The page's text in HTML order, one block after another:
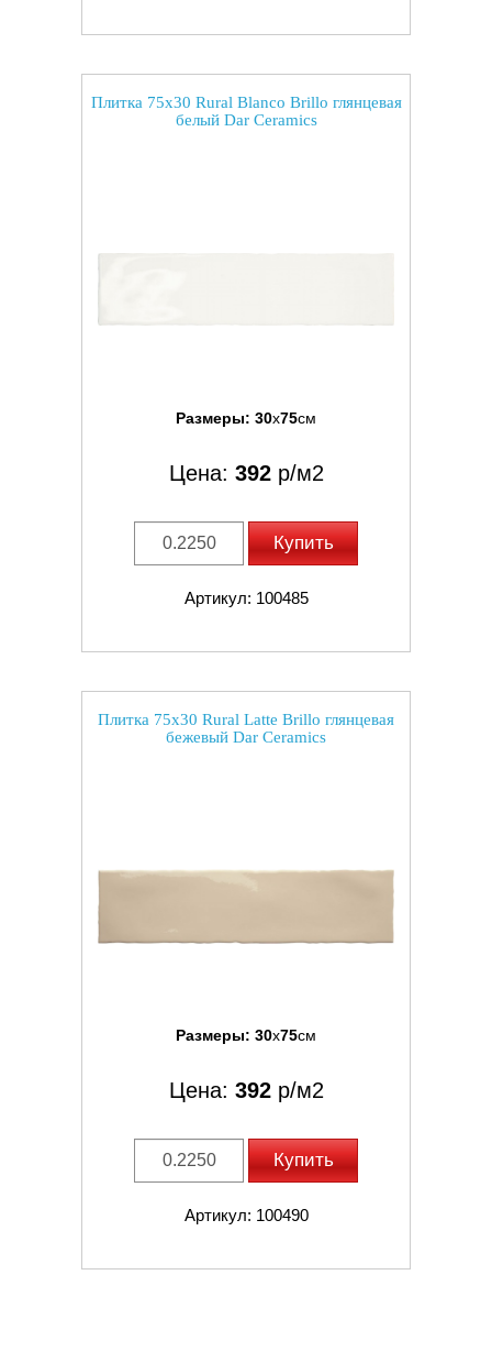
Плитка 75x30 Rural Blanco Brillo глянцевая
белый Dar Ceramics
Размеры: 30x75см
Цена: 392р/м2
Купить
Артикул: 100485
Плитка 75x30 Rural Latte Brillo глянцевая
бежевый Dar Ceramics
Размеры: 30x75см
Цена: 392р/м2
Купить
Артикул: 100490